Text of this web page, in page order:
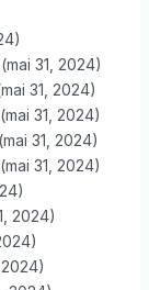
(mai 31, 2024)
31, 2024)
(mai 31, 2024)
(mai 31, 2024)
(mai 31, 2024)
2024)
2024)